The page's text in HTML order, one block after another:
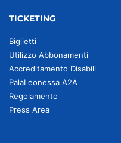
TICKETING
Biglietti
Utilizzo Abbonamenti
Accreditamento Disabili
PalaLeonessa A2A
Regolamento
Press Area